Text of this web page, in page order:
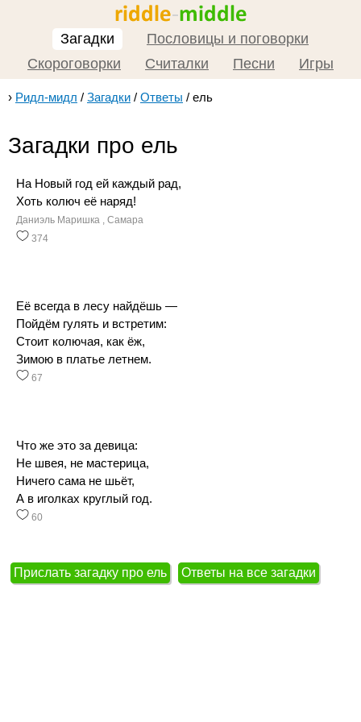
Загадки
Пословицы и поговорки
Скороговорки
Считалки Песни Игры
› Ридл-мидл / Загадки / Ответы / ель
Загадки про ель
На Новый год ей каждый рад,
Хоть колюч её наряд!
Даниэль Маришка , Самара
374
Её всегда в лесу найдёшь —
Пойдём гулять и встретим:
Стоит колючая, как ёж,
Зимою в платье летнем.
67
Что же это за девица:
Не швея, не мастерица,
Ничего сама не шьёт,
А в иголках круглый год.
60
Прислать загадку про ель Ответы на все загадки